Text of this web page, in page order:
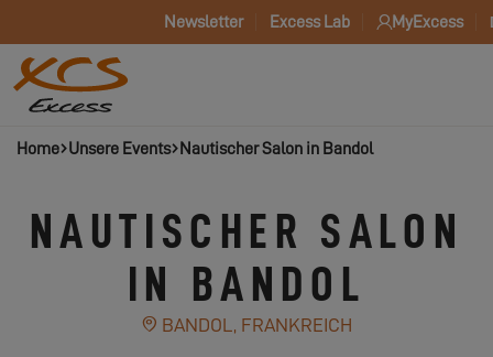
Newsletter Excess Lab MyExcess
Home Unsere Events Nautischer Salon in Bandol
NAUTISCHER SALON
IN BANDOL
BANDOL, FRANKREICH